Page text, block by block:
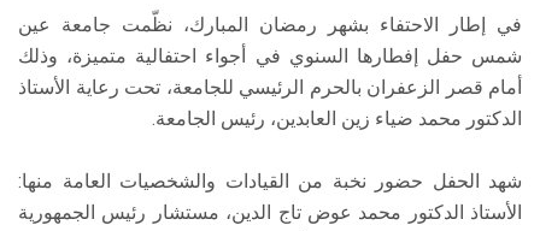
في إطار الاحتفاء بشهر رمضان المبارك، نظّمت جامعة عين
شمس حفل إفطارها السنوي في أجواء احتفالية متميزة، وذلك
أمام قصر الزعفران بالحرم الرئيسي للجامعة، تحت رعاية الأستاذ
الدكتور محمد ضياء زين العابدين، رئيس الجامعة.
شهد الحفل حضور نخبة من القيادات والشخصيات العامة منها:
الأستاذ الدكتور محمد عوض تاج الدين، مستشار رئيس الجمهورية